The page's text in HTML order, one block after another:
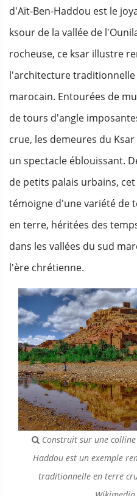
d'Aït-Ben-Haddou est le
ksour de la vallée de
rocheuse, ce ksar illustre
l'architecture
marocain. Entourées de
de tours d'angle
crue, les demeures du
un spectacle éblouissant.
de petits palais urbains,
témoigne d'une variété de
en terre, héritées des
dans les vallées du sud
l'ère chrétienne.
Construit sur une
Haddou est un exemple
traditionnelle en terre